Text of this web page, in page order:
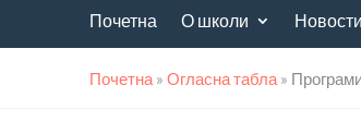
Почетна О школи Новости
Почетна » Огласна табла »